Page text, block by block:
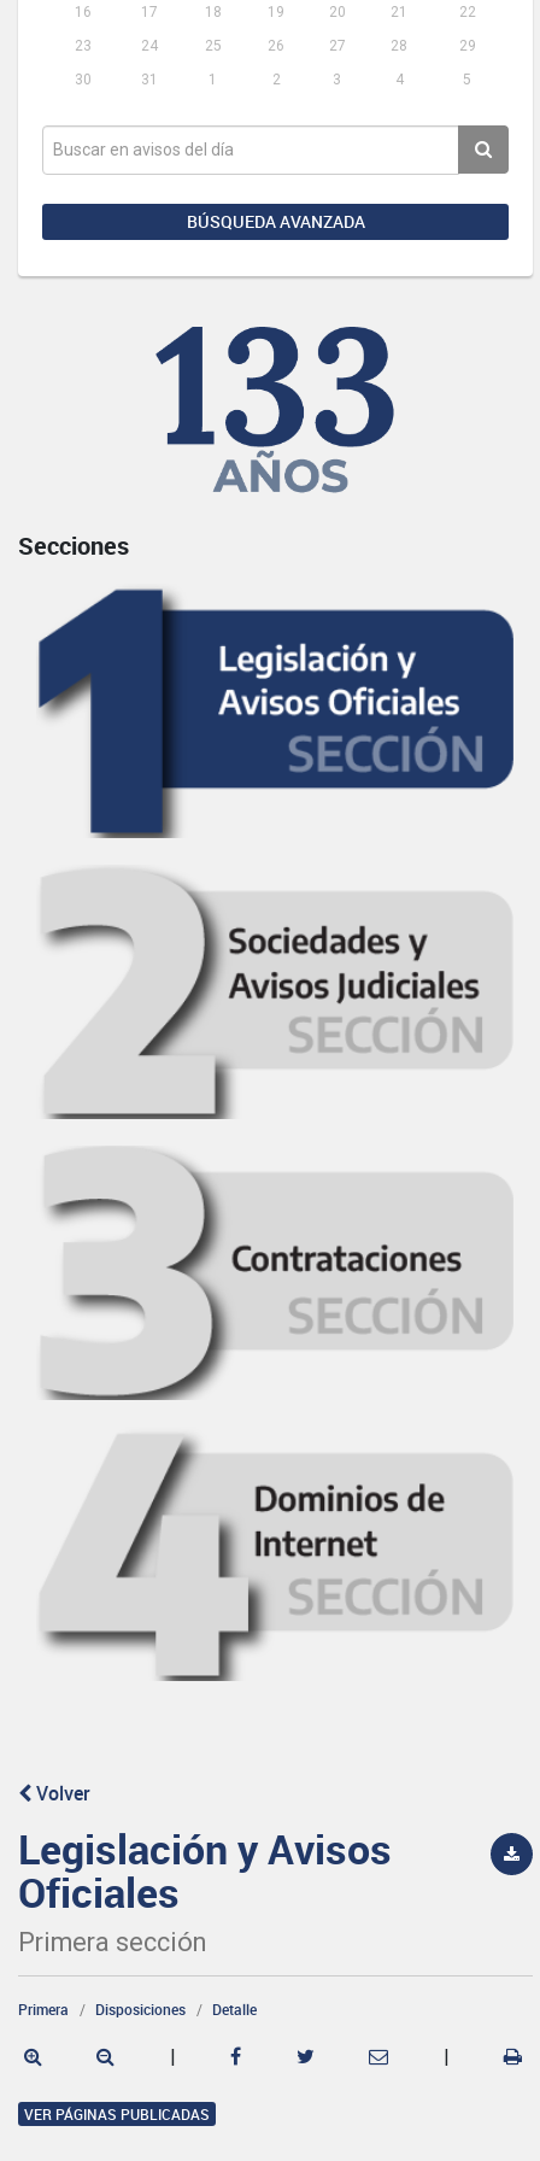
16
17 18 19 20 21
22
23
24 25 26 27 28
29
30
31 1 2 3 4 5
BÚSQUEDA AVANZADA
Secciones
Volver
Legislación y Avisos
Oficiales
Primera sección
Primera Disposiciones Detalle
| |
VER PÁGINAS PUBLICADAS